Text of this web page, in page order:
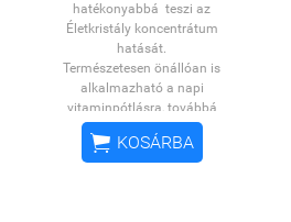
hatékonyabbá teszi az
Életkristály koncentrátum
hatását.
Természetesen önállóan is
alkalmazható a napi
vitaminpótlásra, továbbá
rezveratrol és Q10 tartalma révén
hozzájárul a szívizmok
védelméhez és az életerő
 KOSÁRBA